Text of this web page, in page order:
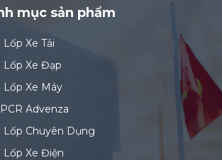
mục sản phẩm
Lốp Xe Tải
Lốp Xe Đạp
Lốp Xe Máy
Advenza
Lốp Chuyên Dụng
Lốp Xe Điện